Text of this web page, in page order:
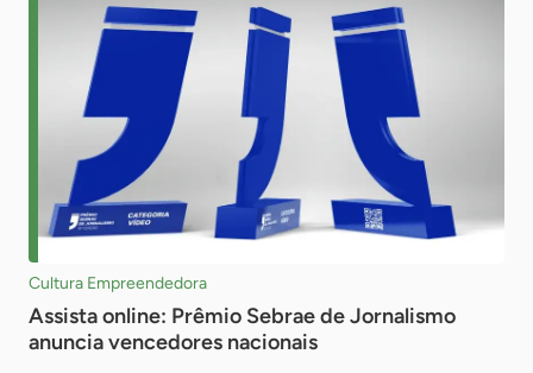
Cultura Empreendedora
Assista online: Prêmio Sebrae de Jornalismo
anuncia vencedores nacionais